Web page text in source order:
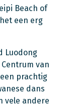
Beach of
een erg
Luodong
van
prachtig
dans
vele andere